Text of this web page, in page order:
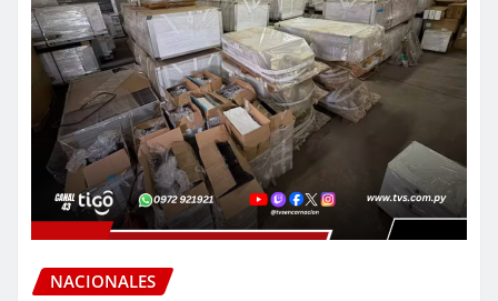
NACIONALES